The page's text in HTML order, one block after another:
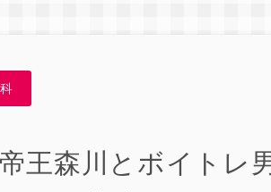
帝王森川とボイトレ